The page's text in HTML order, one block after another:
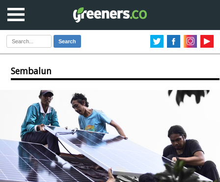
Search
Sembalun